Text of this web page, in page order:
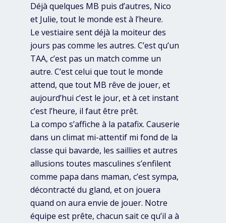
Déjà quelques MB puis d’autres, Nico
et Julie, tout le monde est à l’heure.
Le vestiaire sent déjà la moiteur des
jours pas comme les autres. C’est qu’un
TAA, c’est pas un match comme un
autre. C’est celui que tout le monde
attend, que tout MB rêve de jouer, et
aujourd’hui c’est le jour, et à cet instant
c’est l’heure, il faut être prêt.
La compo s’affiche à la patafix. Causerie
dans un climat mi-attentif mi fond de la
classe qui bavarde, les saillies et autres
allusions toutes masculines s’enfilent
comme papa dans maman, c’est sympa,
décontracté du gland, et on jouera
quand on aura envie de jouer. Notre
équipe est prête, chacun sait ce qu’il a à